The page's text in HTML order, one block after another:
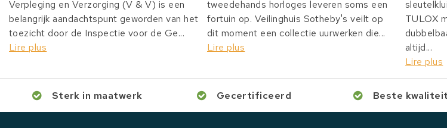
Verpleging en Verzorging (V & V) is een
belangrijk aandachtspunt geworden van het
toezicht door de Inspectie voor de Ge...
Lire plus
tweedehands horloges leveren soms een
fortuin op. Veilinghuis Sotheby's veilt op
dit moment een collectie uurwerken die...
Lire plus
TULOX
altijd...
Lire plus
Sterk in maatwerk Gecertificeerd Beste kwaliteit